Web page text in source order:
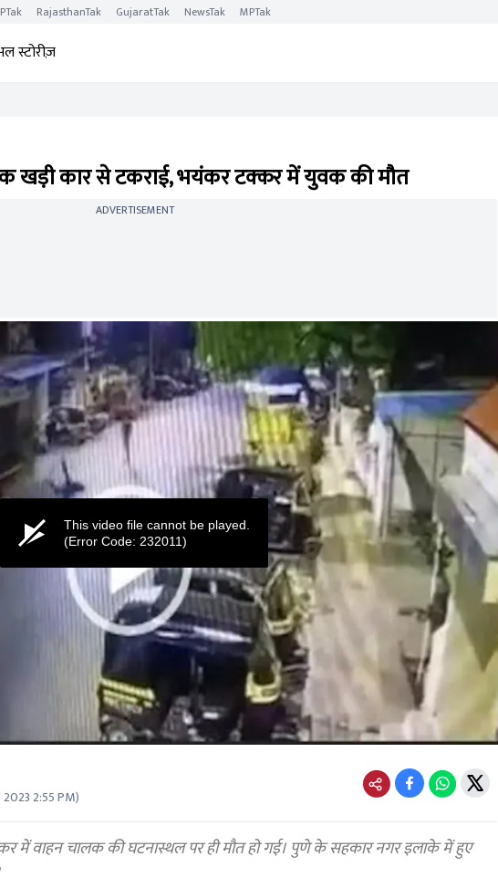
RajasthanTak GujaratTak NewsTak MPTak
स्टोरीज़
खड़ी कार से टकराई, भयंकर टक्कर में युवक की मौत
ADVERTISEMENT
This video file cannot be played.
(Error Code: 232011)
2023 2:55 PM)
वाहन चालक की घटनास्थल पर ही मौत हो गई। पुणे के सहकार नगर इलाके में हुए